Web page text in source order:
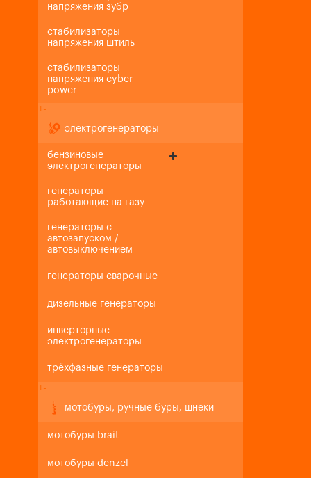
напряжения зубр
стабилизаторы
напряжения штиль
стабилизаторы
напряжения cyber
power
+-
электрогенераторы
бензиновые
электрогенераторы
генераторы
работающие на газу
генераторы с
автозапуском /
автовыключением
генераторы сварочные
дизельные генераторы
инверторные
электрогенераторы
трёхфазные генераторы
+-
мотобуры, ручные буры, шнеки
мотобуры brait
мотобуры denzel